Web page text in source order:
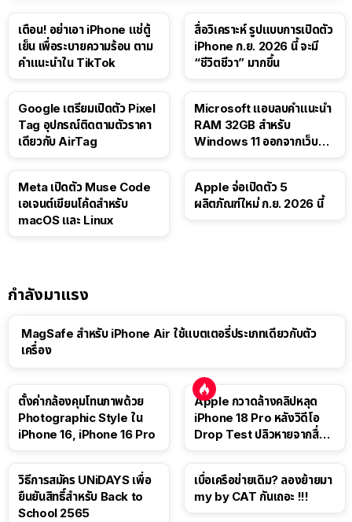
เตือน! อย่าเอา iPhone แช่ตู้
เย็น เพื่อระบายความร้อน ตาม
คำแนะนำใน TikTok
สื่อวิเคราะห์ รูปแบบการเปิดตัว
iPhone ก.ย. 2026 นี้ จะมี
“ชีวิตชีวา” มากขึ้น
Google เตรียมเปิดตัว Pixel
Tag อุปกรณ์ติดตามตัวราคา
เดียวกับ AirTag
Microsoft แอบลบคำแนะนำ
RAM 32GB สำหรับ
Windows 11 ออกจากเว็บตัว
Meta เปิดตัว Muse Code
เอเจนต์เขียนโค้ดสำหรับ
macOS และ Linux
Apple จ่อเปิดตัว 5
ผลิตภัณฑ์ใหม่ ก.ย. 2026 นี้
กำลังมาแรง
MagSafe สำหรับ iPhone Air ใช้แบตเตอรี่ประเภทเดียวกับตัว
เครื่อง
ตั้งค่ากล้องคุมโทนภาพด้วย
Photographic Style ใน
iPhone 16, iPhone 16 Pro
Apple กวาดล้างคลิปหลุด
iPhone 18 Pro หลังวิดีโอ
Drop Test ปลิวหายจากสื่อ
วิธีการสมัคร UNiDAYS เพื่อ
ยืนยันสิทธิ์สำหรับ Back to
School 2565
เบื่อเครือข่ายเดิม? ลองย้ายมา
my by CAT กันเถอะ !!!